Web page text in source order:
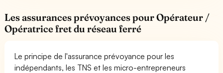
Les assurances prévoyances pour Opérateur /
Opératrice fret du réseau ferré
Le principe de l'assurance prévoyance pour les
indépendants, les TNS et les micro-entrepreneurs